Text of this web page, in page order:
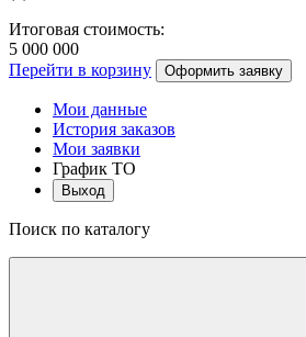
Итоговая стоимость:
5 000 000
Перейти в корзину
Оформить заявку
Мои данные
История заказов
Мои заявки
График ТО
Выход
Поиск по каталогу